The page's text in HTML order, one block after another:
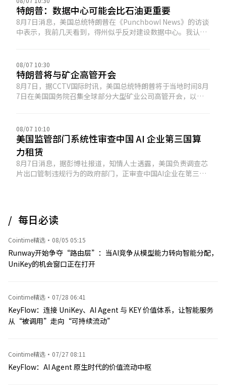
特朗普：数据中心可能会比石油更重要
8月7日消息，美国总统特朗普在《Punchbowl News》的访谈
中表示，我前几天看到，得州似乎反对建设数据中心。我认为
接纳数据中心时，这意味着会有大量资金流入这个社区。 我并
不觉得它们难看。我看到的一些数据中心，是我见过的最不可
思议的建筑。 它们对经济非常重要。如果得州对数据中心说
“不”，这是一种错误，因为数据中心可能会比石油更重要。
08/07 10:30
特朗普将与矿企高管开会
8月7日，据CCTV国际时讯，美国总统特朗普将于当地时间8月
7日在美国国务院召集全球部分大型矿业公司高管开会，以期
器库存。在长达5个多月的对伊朗战争中，美军大量消耗了精
确制导导弹与防空拦截弹。美国国防官员和议员均警告称，鉴
于现有产能受限，补充部分库存可能将耗时数年——尽管特朗
普政府对所谓“弹药库存严重短缺”的报道予以否认。 据五角
大楼官员及防务企业透露，稀土、钨、锗、钪等矿产的供应，
对制造精确制导导弹、战斗机、装甲车辆、红外传感器及其他
料公司以及加拿大金属公司等。据消息人士称，特朗普政府计
划宣布多项交易与谅解备忘录。
08/07 10:10
美国监管部门系统性审查中国 AI 企业第三国算
力租赁
8月7日消息，据彭博社报道，知情人士透露，美国负责调查芯
片出口管制违规行为的政府部门，正审查中国AI企业在第三国
每日必读
Cointime精选 · 08/05 05:15
Runway开始争夺“路由层”：当AI竞争从模型能力转向智能分配，
UniKey的机会窗口正在打开
Cointime精选 · 07/28 06:41
KeyFlow：连接 UniKey、AI Agent 与 KEY 价值体系，让智能服务
从“被调用”走向“可持续流动”
Cointime精选 · 07/27 08:11
KeyFlow：AI Agent 原生时代的价值流动中枢